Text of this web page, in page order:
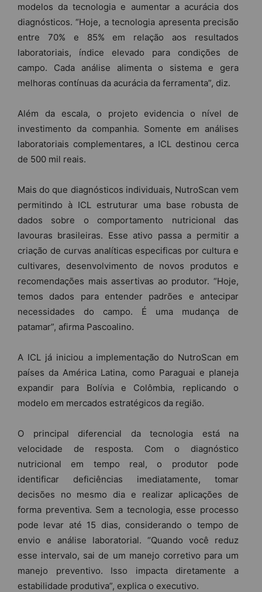
modelos da tecnologia e aumentar a acurácia dos
diagnósticos. “Hoje, a tecnologia apresenta precisão
entre 70% e 85% em relação aos resultados
laboratoriais, índice elevado para condições de
campo. Cada análise alimenta o sistema e gera
melhoras contínuas da acurácia da ferramenta”, diz.
Além da escala, o projeto evidencia o nível de
investimento da companhia. Somente em análises
laboratoriais complementares, a ICL destinou cerca
de 500 mil reais.
Mais do que diagnósticos individuais, NutroScan vem
permitindo à ICL estruturar uma base robusta de
dados sobre o comportamento nutricional das
lavouras brasileiras. Esse ativo passa a permitir a
criação de curvas analíticas especificas por cultura e
cultivares, desenvolvimento de novos produtos e
recomendações mais assertivas ao produtor. “Hoje,
temos dados para entender padrões e antecipar
necessidades do campo. É uma mudança de
patamar”, afirma Pascoalino.
A ICL já iniciou a implementação do NutroScan em
países da América Latina, como Paraguai e planeja
expandir para Bolívia e Colômbia, replicando o
modelo em mercados estratégicos da região.
O principal diferencial da tecnologia está na
velocidade de resposta. Com o diagnóstico
nutricional em tempo real, o produtor pode
identificar deficiências imediatamente, tomar
decisões no mesmo dia e realizar aplicações de
forma preventiva. Sem a tecnologia, esse processo
pode levar até 15 dias, considerando o tempo de
envio e análise laboratorial. “Quando você reduz
esse intervalo, sai de um manejo corretivo para um
manejo preventivo. Isso impacta diretamente a
estabilidade produtiva”, explica o executivo.